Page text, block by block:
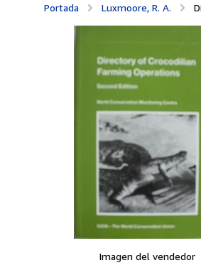
Portada Luxmoore, R. A.
Imagen del vendedor